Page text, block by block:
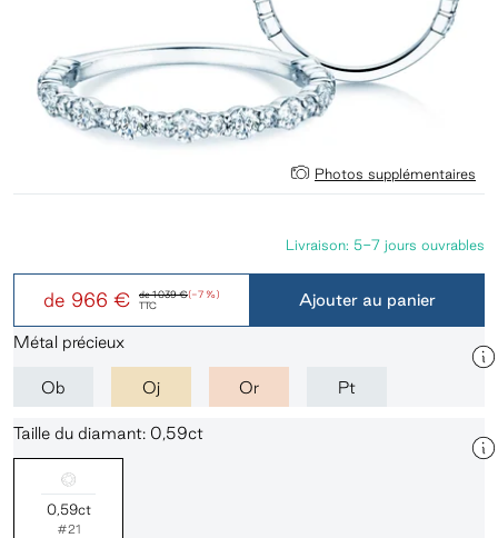
Photos supplémentaires
de1 039 €(-7 %)
de 966 € TTC
Livraison: 5-7 jours ouvrables
Ajouter au panier
Métal précieux
Ob Oj Or Pt
Taille du diamant: 0,59ct
0,59ct
#21